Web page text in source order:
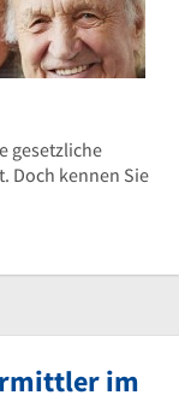
gesetzliche
Doch kennen Sie
im